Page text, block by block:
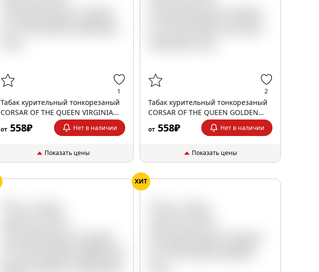
1
Табак курительный тонкорезаный
CORSAR OF THE QUEEN VIRGINIA
35гр
от 558₽ Нет в наличии
Показать цены
2
Табак курительный тонкорезаный
CORSAR OF THE QUEEN GOLDEN
VIRGINIA 35гр
от558₽ Нет в наличии
Показать цены
ХИТ